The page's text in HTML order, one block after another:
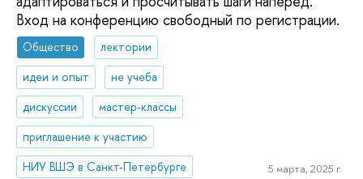
Вход на конференцию свободный по регистрации.
Общество
лектории
идеи и опыт
не учеба
дискуссии
мастер-классы
приглашение к участию
НИУ ВШЭ в Санкт-Петербурге
5 марта, 2025 г.